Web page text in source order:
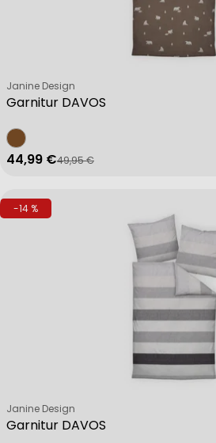
Garnitur DAVOS
Verkäufer:
Janine Design
Verkaufspreis
44,99 €
Regulärer Preis
49,95 €
-14 %
Garnitur DAVOS
Verkäufer:
Janine Design